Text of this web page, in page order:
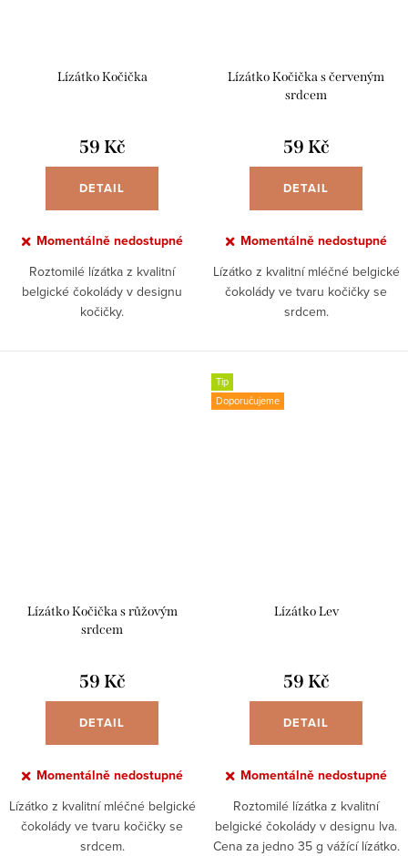
Lízátko Kočička
59 Kč
DETAIL
Momentálně nedostupné
Roztomilé lízátka z kvalitní
belgické čokolády v designu
kočičky.
Lízátko Kočička s červeným
srdcem
59 Kč
DETAIL
Momentálně nedostupné
Lízátko z kvalitní mléčné belgické
čokolády ve tvaru kočičky se
srdcem.
Lízátko Kočička s růžovým
srdcem
59 Kč
DETAIL
Momentálně nedostupné
Lízátko z kvalitní mléčné belgické
čokolády ve tvaru kočičky se
srdcem.
Tip
Doporučujeme
Lízátko Lev
59 Kč
DETAIL
Momentálně nedostupné
Roztomilé lízátka z kvalitní
belgické čokolády v designu lva.
Cena za jedno 35 g vážící lízátko.